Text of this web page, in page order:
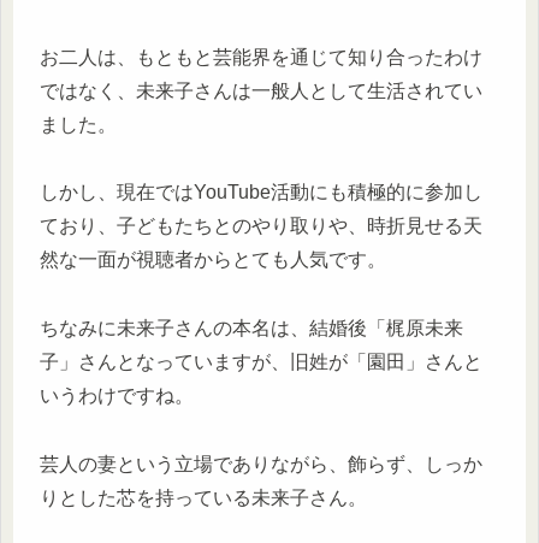
お二人は、もともと芸能界を通じて知り合ったわけ
ではなく、未来子さんは一般人として生活されてい
ました。
しかし、現在ではYouTube活動にも積極的に参加し
ており、子どもたちとのやり取りや、時折見せる天
然な一面が視聴者からとても人気です。
ちなみに未来子さんの本名は、結婚後「梶原未来
子」さんとなっていますが、旧姓が「園田」さんと
いうわけですね。
芸人の妻という立場でありながら、飾らず、しっか
りとした芯を持っている未来子さん。